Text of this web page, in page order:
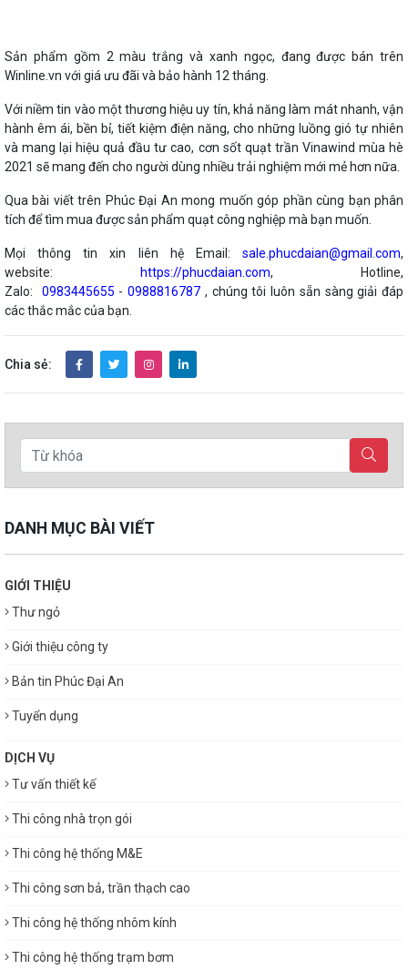
Sản phẩm gồm 2 màu trắng và xanh ngọc, đang được bán trên
Winline.vn với giá ưu đãi và bảo hành 12 tháng.
Với niềm tin vào một thương hiệu uy tín, khả năng làm mát nhanh, vận
hành êm ái, bền bỉ, tiết kiệm điện năng, cho những luồng gió tự nhiên
và mang lại hiệu quả đầu tư cao, cơn sốt quạt trần Vinawind mùa hè
2021 sẽ mang đến cho người dùng nhiều trải nghiệm mới mẻ hơn nữa.
Qua bài viết trên Phúc Đại An mong muốn góp phần cùng bạn phân
tích để tìm mua được sản phẩm quạt công nghiệp mà bạn muốn.
Mọi thông tin xin liên hệ Email: sale.phucdaian@gmail.com,
website:
https://phucdaian.com, Hotline,
Zalo: 0983445655 - 0988816787 , chúng tôi luôn sẵn sàng giải đáp
các thắc mắc của bạn.
Chia sẻ:
DANH MỤC BÀI VIẾT
GIỚI THIỆU
Thư ngỏ
Giới thiệu công ty
Bản tin Phúc Đại An
Tuyển dụng
DỊCH VỤ
Tư vấn thiết kế
Thi công nhà trọn gói
Thi công hệ thống M&E
Thi công sơn bả, trần thạch cao
Thi công hệ thống nhôm kính
Thi công hệ thống trạm bơm